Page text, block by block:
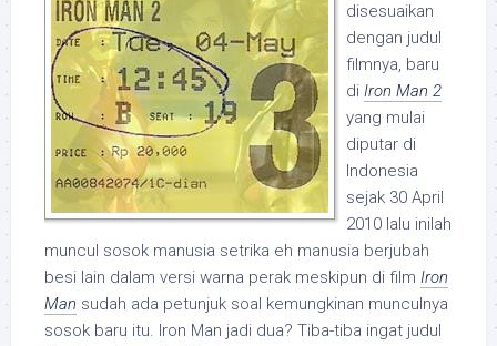
disesuaikan
dengan judul
filmnya, baru
di Iron Man 2
yang mulai
diputar di
Indonesia
sejak 30 April
2010 lalu inilah
muncul sosok manusia setrika eh manusia berjubah
besi lain dalam versi warna perak meskipun di film Iron
Man sudah ada petunjuk soal kemungkinan munculnya
sosok baru itu. Iron Man jadi dua? Tiba-tiba ingat judul